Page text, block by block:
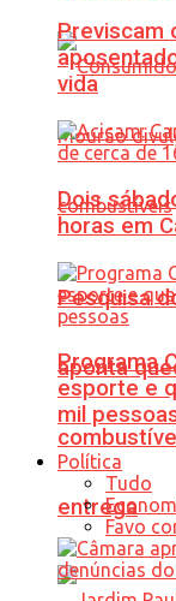
Pesquisa
aponta
entrega
Previscam
vida
Dois
horas em
Programa
esporte e
mil
Política
Tudo
Favo